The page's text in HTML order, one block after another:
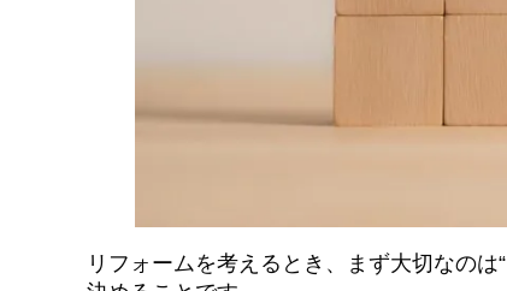
リフォームを考えるとき、まず大切なのは“